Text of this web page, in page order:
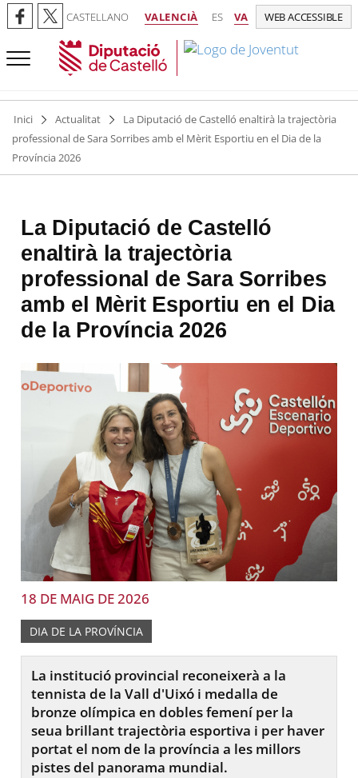
CASTELLANO VALENCIÀ ES VA WEB ACCESSIBLE
Inici Actualitat
La Diputació de Castelló enaltirà la trajectòria
professional de Sara Sorribes amb el Mèrit Esportiu en el Dia de la
Província 2026
La Diputació de Castelló
enaltirà la trajectòria
professional de Sara Sorribes
amb el Mèrit Esportiu en el Dia
de la Província 2026
18 DE MAIG DE 2026
DIA DE LA PROVÍNCIA
La institució provincial reconeixerà a la
tennista de la Vall d'Uixó i medalla de
bronze olímpica en dobles femení per la
seua brillant trajectòria esportiva i per haver
portat el nom de la província a les millors
pistes del panorama mundial.